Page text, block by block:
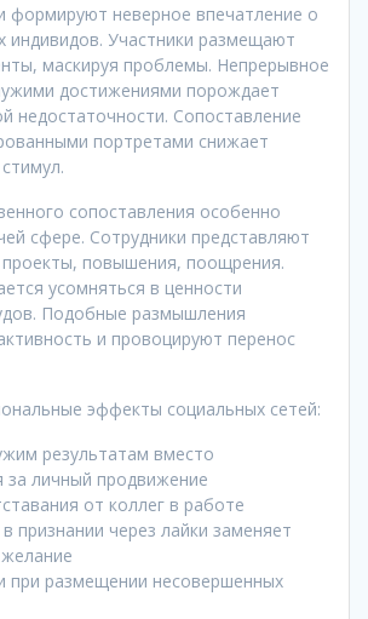
формируют неверное впечатление о
индивидов. Участники размещают
маскируя проблемы. Непрерывное
достижениями порождает
недостаточности. Сопоставление
портретами снижает
сопоставления особенно
сфере. Сотрудники представляют
проекты, повышения, поощрения.
усомняться в ценности
Подобные размышления
и провоцируют перенос
эффекты социальных сетей:
результатам вместо
за личный продвижение
от коллег в работе
признании через лайки заменяет
при размещении несовершенных